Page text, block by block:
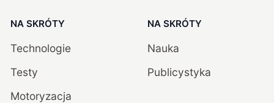
NA SKRÓTY
Technologie
Testy
Motoryzacja
NA SKRÓTY
Nauka
Publicystyka